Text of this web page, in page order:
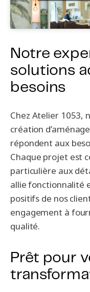
Notre
solutions
besoins
Chez Atelier 1053,
création
répondent aux
Chaque projet est
particulière aux
allie fonctionnalité
positifs de nos
engagement à
qualité.
Prêt pour